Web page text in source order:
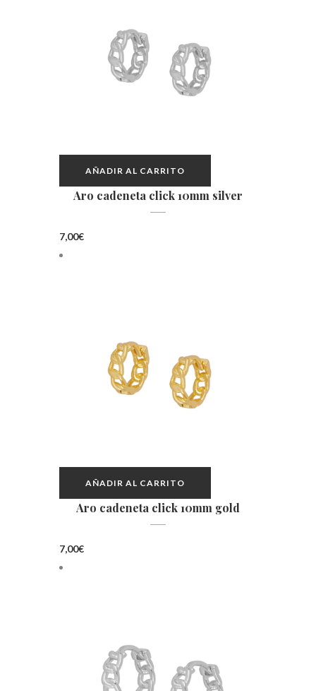
AÑADIR AL CARRITO
Aro cadeneta click 10mm silver
7,00€
AÑADIR AL CARRITO
Aro cadeneta click 10mm gold
7,00€